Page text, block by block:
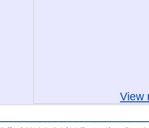
View